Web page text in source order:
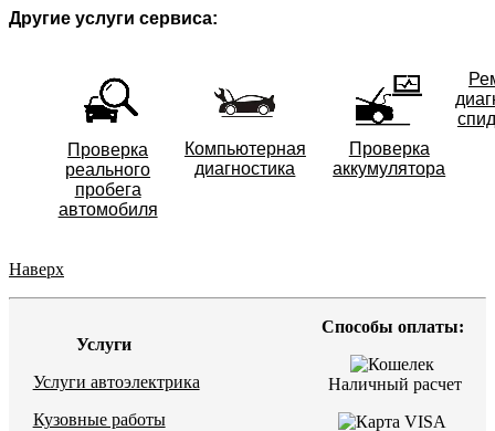
Другие услуги сервиса:
Проверка
реального
пробега
автомобиля
Компьютерная
диагностика
Проверка
аккумулятора
Наверх
Услуги
Услуги автоэлектрика
Кузовные работы
Способы оплаты:
Наличный расчет